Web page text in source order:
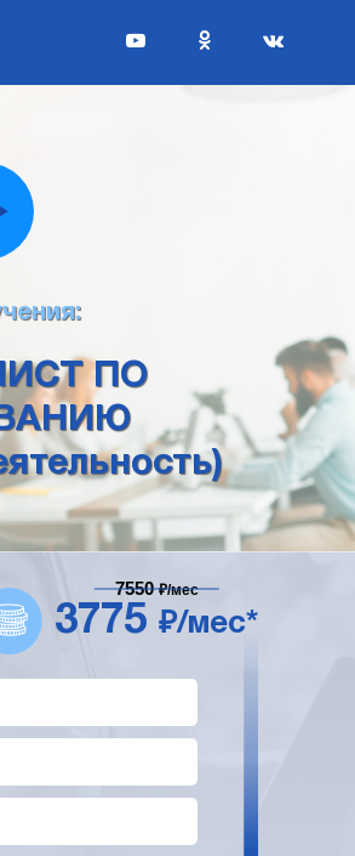
ПО
3775 ₽/мес*
7550₽/мес